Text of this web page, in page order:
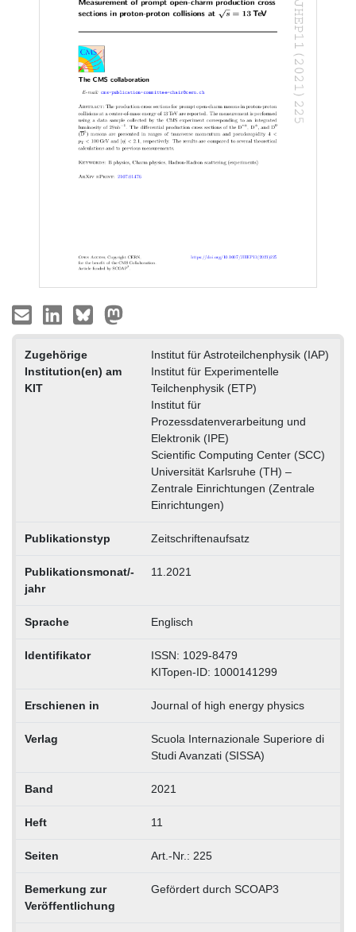
Zugehörige
Institution(en) am
KIT
Institut für Astroteilchenphysik (IAP)
Institut für Experimentelle
Teilchenphysik (ETP)
Institut für
Prozessdatenverarbeitung und
Elektronik (IPE)
Scientific Computing Center (SCC)
Universität Karlsruhe (TH) –
Zentrale Einrichtungen (Zentrale
Einrichtungen)
Publikationstyp Zeitschriftenaufsatz
Publikationsmonat/-
jahr
11.2021
Sprache Englisch
Identifikator
ISSN: 1029-8479
KITopen-ID: 1000141299
Erschienen in Journal of high energy physics
Verlag
Scuola Internazionale Superiore di
Studi Avanzati (SISSA)
Band 2021
Heft 11
Seiten Art.-Nr.: 225
Bemerkung zur
Veröffentlichung
Gefördert durch SCOAP3